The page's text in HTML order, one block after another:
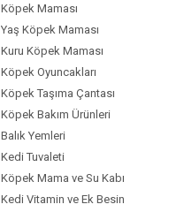
Köpek Maması
Yaş Köpek Maması
Kuru Köpek Maması
Köpek Oyuncakları
Köpek Taşıma Çantası
Köpek Bakım Ürünleri
Balık Yemleri
Kedi Tuvaleti
Köpek Mama ve Su Kabı
Kedi Vitamin ve Ek Besin